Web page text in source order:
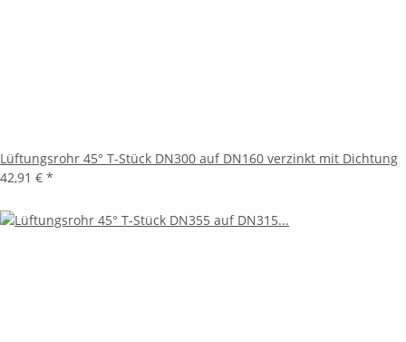
Lüftungsrohr 45° T-Stück DN300 auf DN160 verzinkt mit Dichtung
42,91 € *